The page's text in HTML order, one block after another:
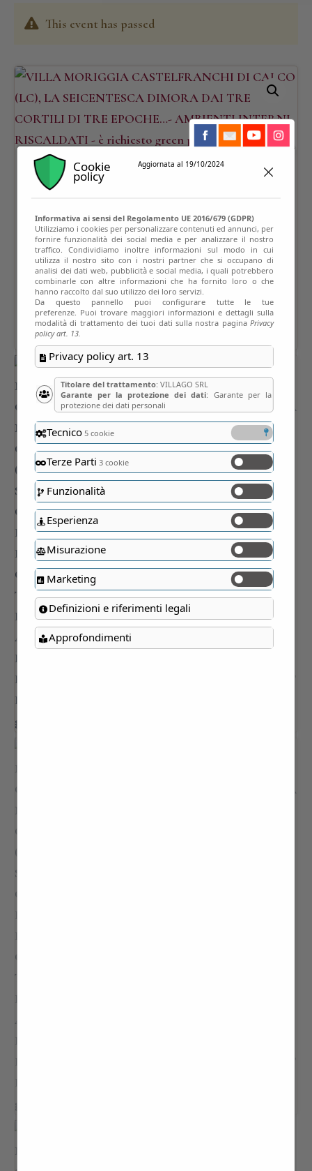
This event has passed
Cookie
policy
Aggiornata al 19/10/2024
Informativa ai sensi del Regolamento UE 2016/679 (GDPR)
Utilizziamo i cookies per personalizzare contenuti ed annunci, per
fornire funzionalità dei social media e per analizzare il nostro
traffico. Condividiamo inoltre informazioni sul modo in cui
utilizza il nostro sito con i nostri partner che si occupano di
analisi dei dati web, pubblicità e social media, i quali potrebbero
combinarle con altre informazioni che ha fornito loro o che
hanno raccolto dal suo utilizzo dei loro servizi.
Da questo pannello puoi configurare tutte le tue
preferenze. Puoi trovare maggiori informazioni e dettagli sulla
modalità di trattamento dei tuoi dati sulla nostra paginaPrivacy
policy art. 13.
Privacy policy art. 13
Titolare del trattamento: VILLAGO SRL
Garante per la protezione dei dati: Garante per la
protezione dei dati personali
Tecnico5 cookie
Terze Parti 3 cookie
Funzionalità
Esperienza
Misurazione
Marketing
Definizioni e riferimenti legali
Approfondimenti